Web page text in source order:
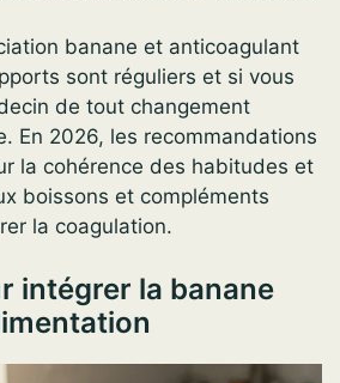
banane et anticoagulant
sont réguliers et si vous
de tout changement
En 2026, les recommandations
la cohérence des habitudes et
boissons et compléments
la coagulation.
intégrer la banane